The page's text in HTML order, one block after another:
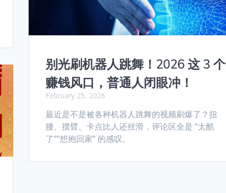
别光刷机器人跳舞！2026 这 3 个
赚钱风口，普通人闭眼冲！
February 25, 2026
最近是不是被各种机器人跳舞的视频刷爆了？扭
腰、摆臂、卡点比人还丝滑，评论区全是 “太酷
了”“想抱回家” 的感叹。